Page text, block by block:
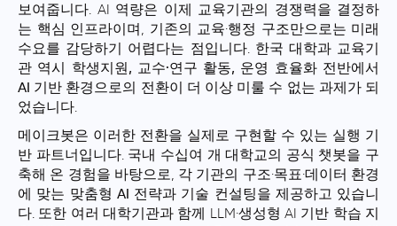
보여줍니다. AI 역량은 이제 교육기관의 경쟁력을 결정하
는 핵심 인프라이며, 기존의 교육·행정 구조만으로는 미래
수요를 감당하기 어렵다는 점입니다. 한국 대학과 교육기
관 역시 학생지원, 교수·연구 활동, 운영 효율화 전반에서
AI 기반 환경으로의 전환이 더 이상 미룰 수 없는 과제 가 되
었습니다.
메이크봇은 이러한 전환을 실제로 구현할 수 있는 실행 기
반 파트너 입니다. 국내 수십여 개 대학교의 공식 챗봇을 구
축해 온 경험을 바탕으로, 각 기관의 구조·목표·데이터 환경
에 맞는 맞춤형 AI 전략과 기술 컨설팅을 제공하고 있습니
다. 또한 여러 대학기관과 함께 LLM·생성형 AI 기반 학습 지